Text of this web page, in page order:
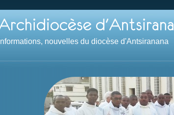
Informations, nouvelles du diocèse d'Antsiranana